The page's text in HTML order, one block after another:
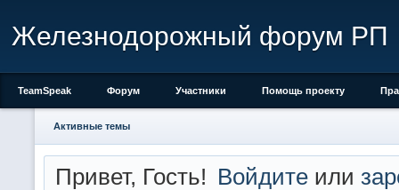
Железнодорожный форум РП
TeamSpeak Форум Участники Помощь проекту
Активные темы
Привет, Гость! Войдите или